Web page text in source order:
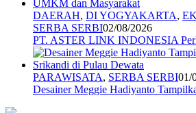
DAERAH, DI YOGYAKARTA,
SERBA SERBI02/08/2026
PT. ASTER LINK INDONESIA
PARAWISATA, SERBA SERBI01/
Desainer Meggie Hadiyanto